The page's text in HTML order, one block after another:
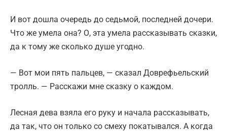
И вот дошла очередь до седьмой, последней дочери.
Что же умела она? О, эта умела рассказывать сказки,
да к тому же сколько душе угодно.
— Вот мои пять пальцев, — сказал Доврефьельский
тролль. — Расскажи мне сказку о каждом.
Лесная дева взяла его руку и начала рассказывать,
да так, что он только со смеху покатывался. А когда